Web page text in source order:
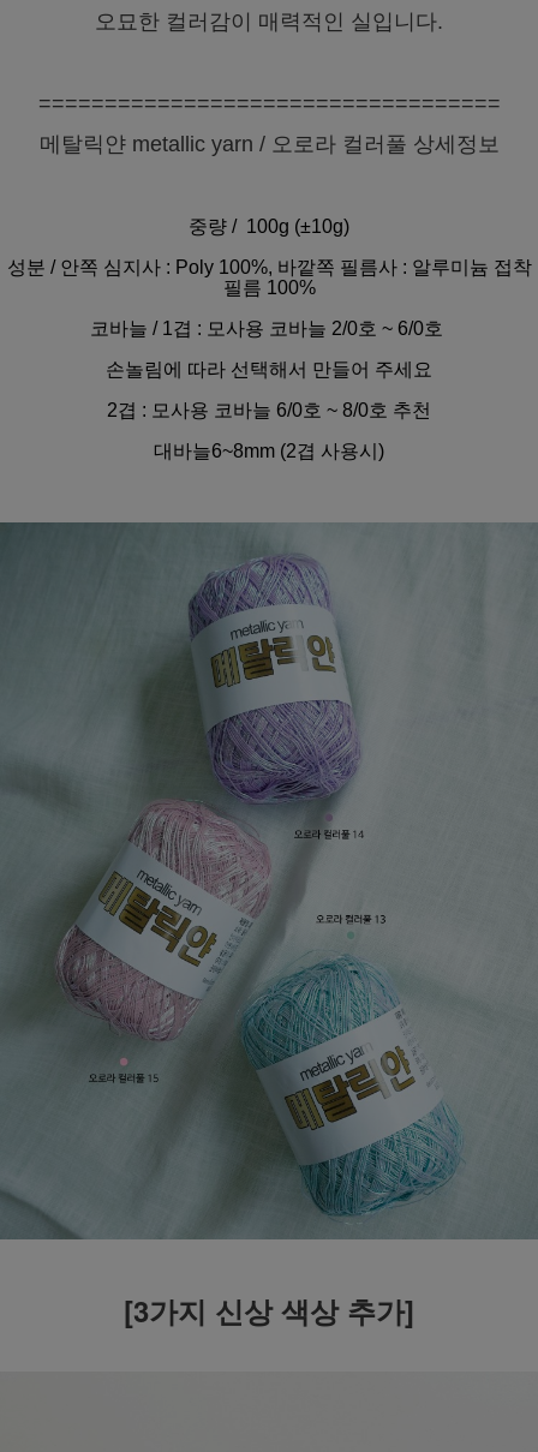
오묘한 컬러감이 매력적인 실입니다.
===================================
메탈릭얀 metallic yarn / 오로라 컬러풀 상세정보
중량 / 100g (±10g)
성분 / 안쪽 심지사 : Poly 100%, 바깥쪽 필름사 : 알루미늄 접착
필름 100%
코바늘 / 1겹 : 모사용 코바늘 2/0호 ~ 6/0호
손놀림에 따라 선택해서 만들어 주세요
2겹 : 모사용 코바늘 6/0호 ~ 8/0호 추천
대바늘6~8mm (2겹 사용시)
[3가지 신상 색상 추가]